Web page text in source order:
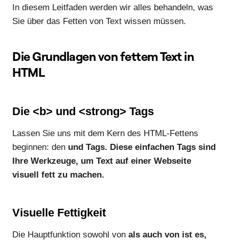
In diesem Leitfaden werden wir alles behandeln, was
Sie über das Fetten von Text wissen müssen.
Die Grundlagen von fettem Text in
HTML
Die <b> und <strong> Tags
Lassen Sie uns mit dem Kern des HTML-Fettens
beginnen: den und Tags. Diese einfachen Tags sind
Ihre Werkzeuge, um Text auf einer Webseite
visuell fett zu machen.
Visuelle Fettigkeit
Die Hauptfunktion sowohl von als auch von ist es,